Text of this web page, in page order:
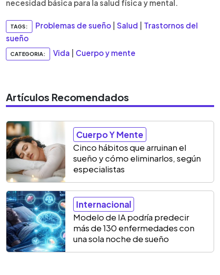
necesidad básica para la salud física y mental.
TAGS: Problemas de sueño Salud
Trastornos del
sueño
CATEGORIA: Vida Cuerpo y mente
Artículos Recomendados
Cuerpo Y Mente
Cinco hábitos que arruinan el
sueño y cómo eliminarlos, según
especialistas
Internacional
Modelo de IA podría predecir
más de 130 enfermedades con
una sola noche de sueño